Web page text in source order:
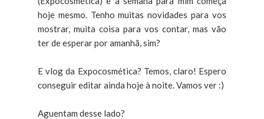
hoje mesmo. Tenho muitas novidades para vos
mostrar, muita coisa para vos contar, mas vão
ter de esperar por amanhã, sim?
E vlog da Expocosmética? Temos, claro! Espero
conseguir editar ainda hoje à noite. Vamos ver :)
Aguentam desse lado?